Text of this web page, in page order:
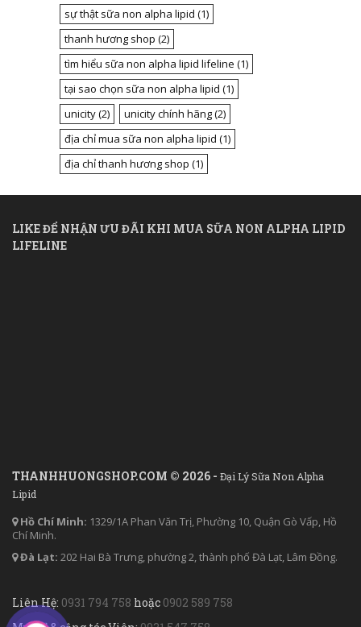
sự thật sữa non alpha lipid (1)
thanh hương shop (2)
tìm hiểu sữa non alpha lipid lifeline (1)
tại sao chọn sữa non alpha lipid (1)
unicity(2) unicity chính hãng(2)
địa chỉ mua sữa non alpha lipid (1)
địa chỉ thanh hương shop (1)
LIKE ĐỂ NHẬN ƯU ĐÃI KHI MUA SỮA NON ALPHA LIPID
LIFELINE
THANHHUONGSHOP.COM © 2026 - Đại Lý Sữa Non Alpha
Lipid
Hồ Chí Minh: 1329/1A Phan Văn Trị, Phường 10, Quận Gò Vấp, Hồ
Chí Minh.
Đà Lạt: 202 Hai Bà Trưng, phường 2, thành phố Đà Lạt, Lâm Đồng.
Liên Hệ: 0931 794 758 hoặc 0902 589 758